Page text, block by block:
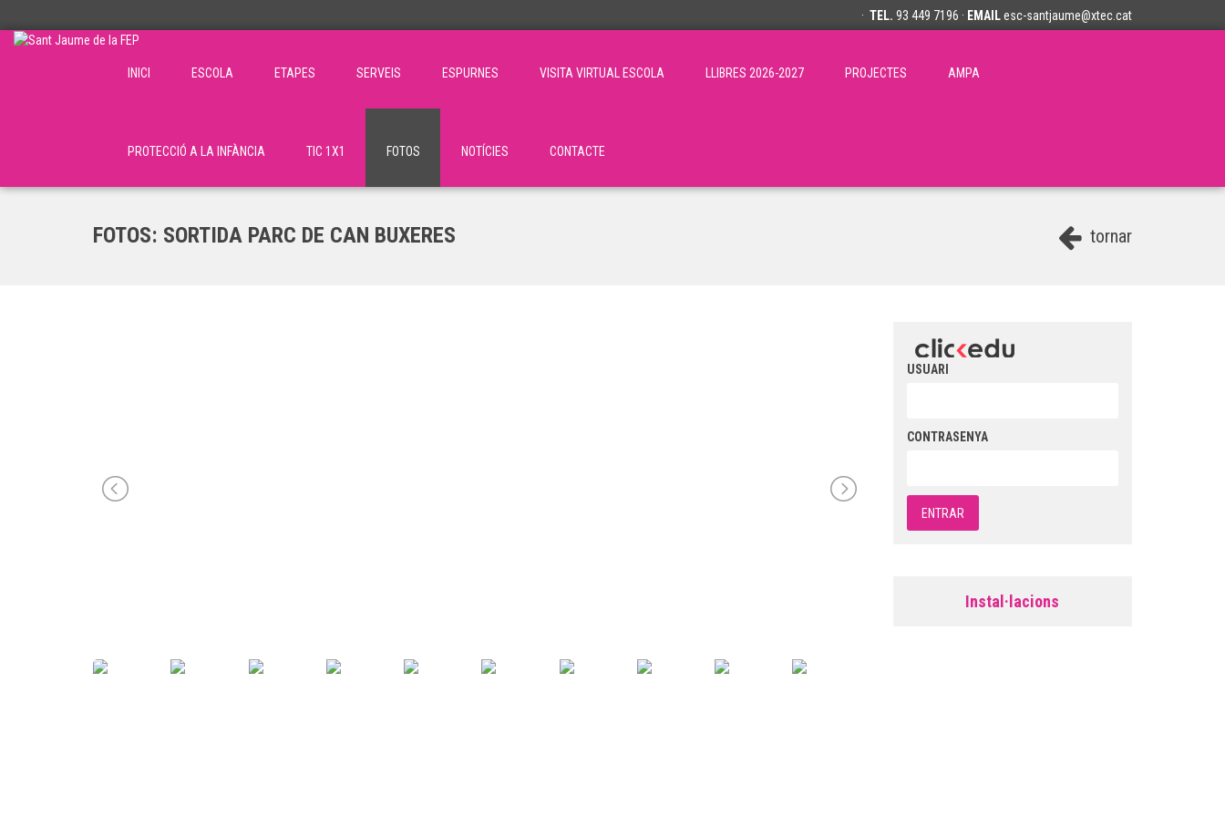
· TEL. 93 449 7196 · EMAILesc-santjaume@xtec.cat
INICI ESCOLA ETAPES SERVEIS ESPURNES VISITA VIRTUAL ESCOLA LLIBRES 2026-2027 PROJECTES AMPA
PROTECCIÓ A LA INFÀNCIA TIC 1X1 FOTOS NOTÍCIES CONTACTE
tornar
FOTOS: SORTIDA PARC DE CAN BUXERES
USUARI
CONTRASENYA
Instal·lacions